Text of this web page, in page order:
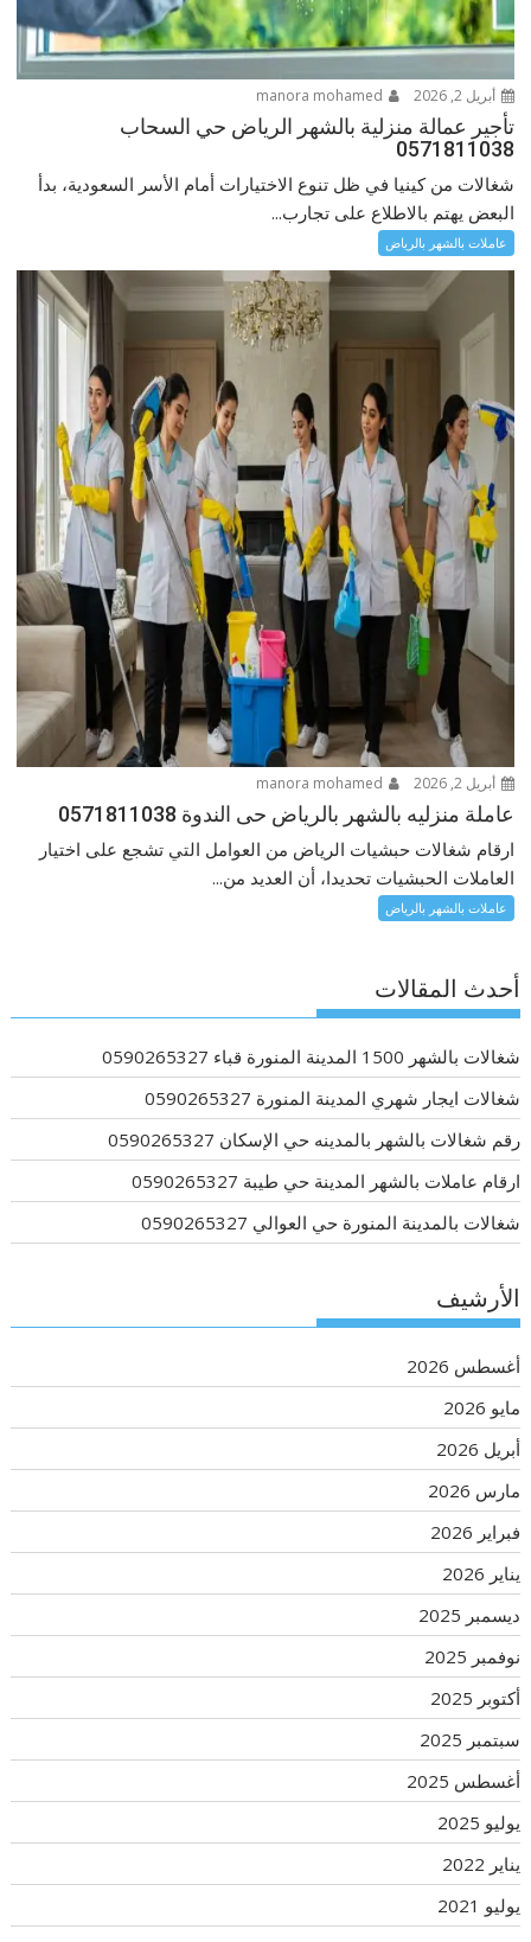
أبريل 2, 2026
تأجير عمالة منزلية بالشهر الرياض حي السحاب
0571811038
شغالات من كينيا في ظل تنوع الاختيارات أمام الأسر السعودية، بدأ
البعض يهتم بالاطلاع على تجارب...
عاملات بالشهر بالرياض
أبريل 2, 2026
عاملة منزليه بالشهر بالرياض حى الندوة 0571811038
ارقام شغالات حبشيات الرياض من العوامل التي تشجع على اختيار
العاملات الحبشيات تحديدا، أن العديد من...
عاملات بالشهر بالرياض
أحدث المقالات
شغالات بالشهر 1500 المدينة المنورة قباء 0590265327
شغالات ايجار شهري المدينة المنورة 0590265327
رقم شغالات بالشهر بالمدينه حي الإسكان 0590265327
ارقام عاملات بالشهر المدينة حي طيبة 0590265327
شغالات بالمدينة المنورة حي العوالي 0590265327
الأرشيف
أغسطس 2026
مايو 2026
أبريل 2026
مارس 2026
فبراير 2026
يناير 2026
ديسمبر 2025
نوفمبر 2025
أكتوبر 2025
سبتمبر 2025
أغسطس 2025
يوليو 2025
يناير 2022
يوليو 2021